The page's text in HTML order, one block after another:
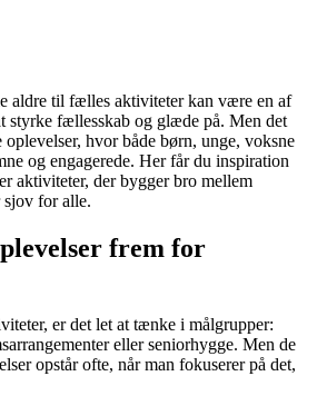
aldre til fælles aktiviteter kan være en af
styrke fællesskab og glæde på. Men det
hvor både børn, unge, voksne
og engagerede. Her får du inspiration
aktiviteter, der bygger bro mellem
sjov for alle.
frem for
er det let at tænke i målgrupper:
eller seniorhygge. Men de
opstår ofte, når man fokuserer på det,